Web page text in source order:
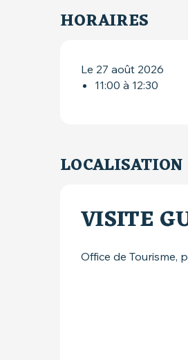
HORAIRES
Le 27 août 2026
11:00 à 12:30
LOCALISATION
VISITE
Office de Tourisme,